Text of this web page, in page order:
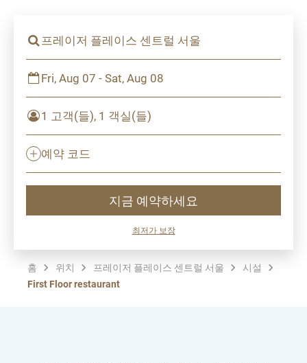
프레이저 플레이스 센트럴 서울
Fri, Aug 07 - Sat, Aug 08
1 고객(들), 1 객실(들)
예약 코드
지금 예약하세요
최저가 보장
홈 위치 프레이저 플레이스 센트럴 서울
시설
First Floor restaurant